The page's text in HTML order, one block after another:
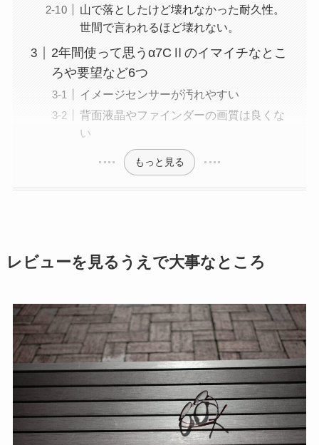
山で落としたけど壊れなかった耐久性。
世間で言われるほど壊れない。
2年間使って思うα7CⅡのイマイチなとこ
ろや要望など6つ
イメージセンサーが汚れやすい
背面液晶やファインダーの画質は良くな
い
もっと見る
レビューを見るうえで大事なところ